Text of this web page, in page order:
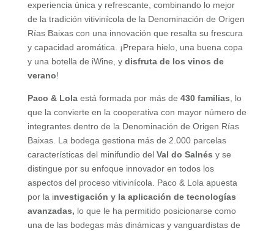
experiencia única y refrescante, combinando lo mejor
de la tradición vitivinícola de la Denominación de Origen
Rías Baixas con una innovación que resalta su frescura
y capacidad aromática. ¡Prepara hielo, una buena copa
y una botella de iWine, y disfruta de los vinos de
verano!
Paco & Lolaestá formada por más de 430 familias , lo
que la convierte en la cooperativa con mayor número de
integrantes dentro de la Denominación de Origen Rías
Baixas. La bodega gestiona más de 2.000 parcelas
características del minifundio del Val do Salnés y se
distingue por su enfoque innovador en todos los
aspectos del proceso vitivinícola. Paco & Lola apuesta
por la investigación y la aplicación de tecnologías
avanzadas, lo que le ha permitido posicionarse como
una de las bodegas más dinámicas y vanguardistas de